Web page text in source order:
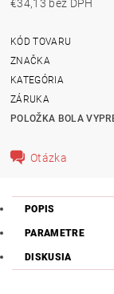
€34,13 bez DPH
KÓD TOVARU
ZNAČKA
KATEGÓRIA
ZÁRUKA
POLOŽKA BOLA
Otázka
POPIS
PARAMETRE
DISKUSIA